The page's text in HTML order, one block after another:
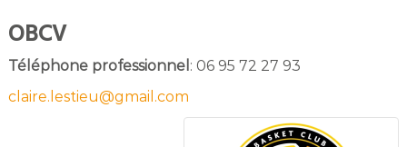
OBCV
Téléphone professionnel : 06 95 72 27 93
claire.lestieu@gmail.com